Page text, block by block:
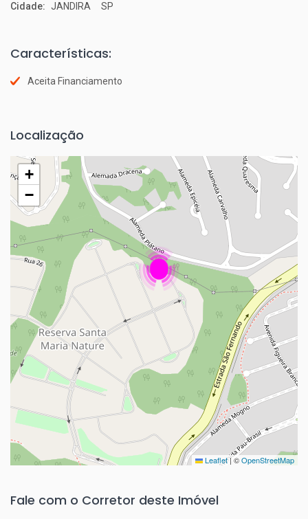
Cidade: JANDIRA SP
Características:
Aceita Financiamento
Localização
+
−
Leaflet|©OpenStreetMap
Fale com o Corretor deste Imóvel